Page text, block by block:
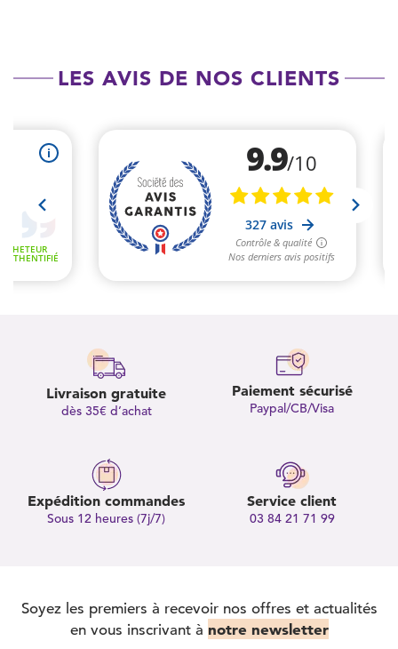
LES AVIS DE NOS CLIENTS
Livraison gratuite
dès 35€ d’achat
Paiement sécurisé
Paypal/CB/Visa
Expédition commandes
Sous 12 heures (7j/7)
Service client
03 84 21 71 99
Soyez les premiers à recevoir nos offres et actualités
en vous inscrivant à notre newsletter